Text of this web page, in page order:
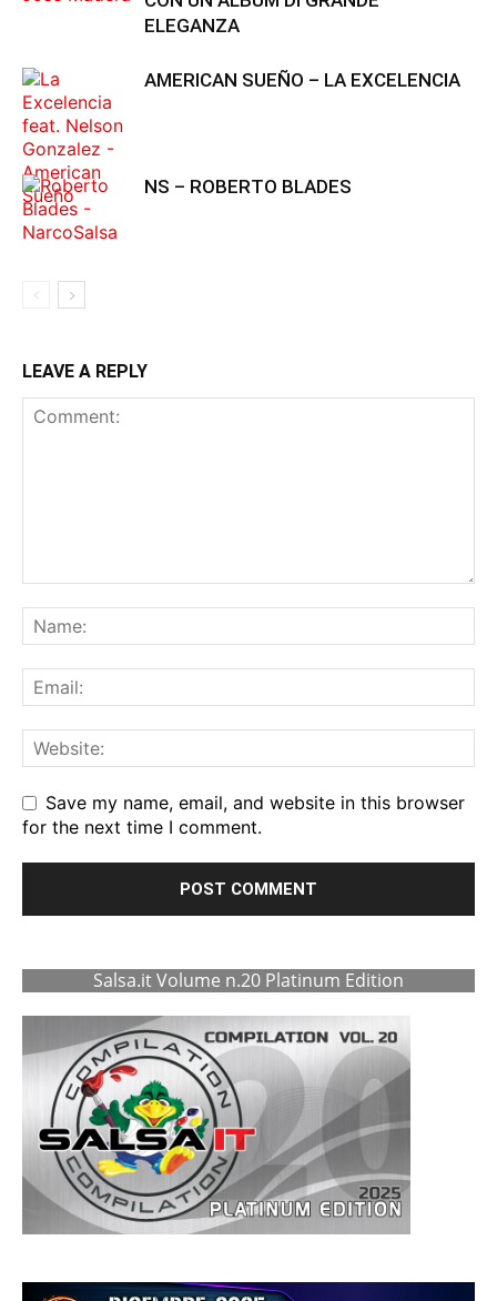
ELEGANZA
AMERICAN SUEÑO – LA EXCELENCIA
NS – ROBERTO BLADES
LEAVE A REPLY
Save my name, email, and website in this browser
for the next time I comment.
Salsa.it Volume n.20 Platinum Edition